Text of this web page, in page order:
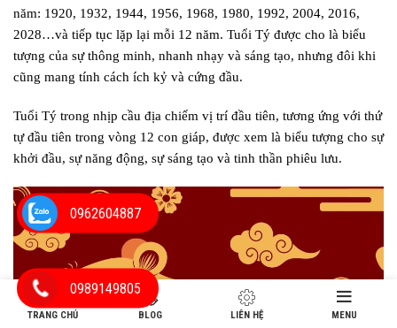
năm: 1920, 1932, 1944, 1956, 1968, 1980, 1992, 2004, 2016,
2028…và tiếp tục lặp lại mỗi 12 năm. Tuổi Tý được cho là biểu
tượng của sự thông minh, nhanh nhạy và sáng tạo, nhưng đôi khi
cũng mang tính cách ích kỷ và cứng đầu.
Tuổi Tý trong nhịp cầu địa chiếm vị trí đầu tiên, tương ứng với thứ
tự đầu tiên trong vòng 12 con giáp, được xem là biểu tượng cho sự
khởi đầu, sự năng động, sự sáng tạo và tinh thần phiêu lưu.
0962604887
0989149805
TRANG CHỦ BLOG LIÊN HỆ MENU